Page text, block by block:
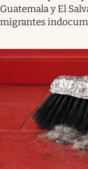
Guatemala y El
migrantes